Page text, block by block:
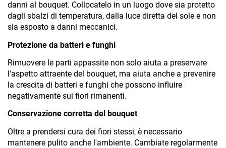
danni al bouquet. Collocatelo in un luogo dove sia protetto
dagli sbalzi di temperatura, dalla luce diretta del sole e non
sia esposto a danni meccanici.
Protezione da batteri e funghi
Rimuovere le parti appassite non solo aiuta a preservare
l'aspetto attraente del bouquet, ma aiuta anche a prevenire
la crescita di batteri e funghi che possono influire
negativamente sui fiori rimanenti.
Conservazione corretta del bouquet
Oltre a prendersi cura dei fiori stessi, è necessario
mantenere pulito anche l'ambiente. Cambiate regolarmente